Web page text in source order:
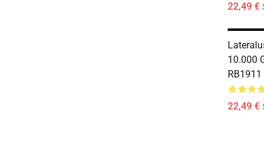
22,49 €
10.000
RB1911
22,49 €